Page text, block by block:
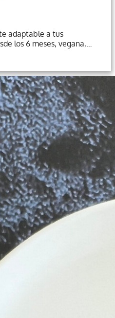
adaptable a tus
los 6 meses, vegana,…